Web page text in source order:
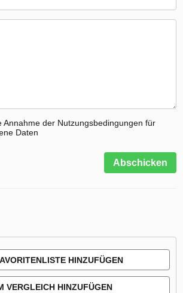
Annahme der Nutzungsbedingungen für
Daten
Abschicken
HINZUFÜGEN
VERGLEICH HINZUFÜGEN